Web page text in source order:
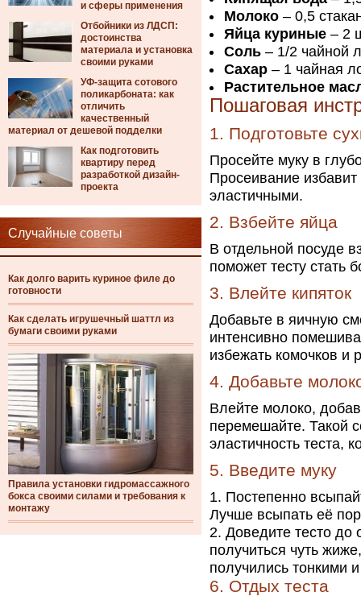
и сферы применения
Отбойники из ЛДСП:
достоинства
материала и установка
своими руками
УФ-защита сотового
поликарбоната: как
отличить
качественный
материал от дешевой подделки
Как подготовить
квартиру перед
разработкой дизайн-
проекта
Случайные советы
Как долго варить куриное филе до
готовности
Как сделать игрушечный шаттл из
бумаги своими руками
Правила установки гидромассажного
бокса своими силами и требования к
монтажу
Молоко – 0,5
Яйца куриные – 2
Соль – 1/2 чайной
Сахар – 1 чайная
Растительное
Пошаговая
1. Подготовьте
Просейте муку в
Просеивание
эластичными.
2. Взбейте яйца
В отдельной посуде
поможет тесту стать
3. Влейте кипяток
Добавьте в яичную
интенсивно
избежать комочков и
4. Добавьте
Влейте молоко,
перемешайте. Такой
эластичность теста,
5. Введите муку
Постепенно
Лучше всыпать её
Доведите тесто до
получиться чуть
получились тонкими
6. Отдых теста